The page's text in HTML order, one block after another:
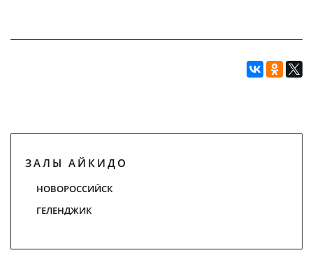
ЗАЛЫ АЙКИДО
НОВОРОССИЙСК
ГЕЛЕНДЖИК